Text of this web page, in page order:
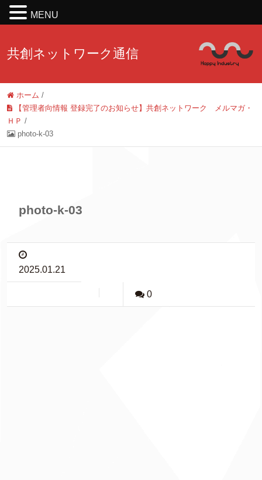
共創ネットワーク通信
ホーム /
【管理者向情報 登録完了のお知らせ】共創ネットワーク メルマガ・
ＨＰ /
photo-k-03
photo-k-03
2025.01.21
0
MENU